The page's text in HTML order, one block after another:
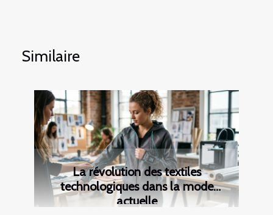
Similaire
La révolution des textiles
technologiques dans la mode
actuelle